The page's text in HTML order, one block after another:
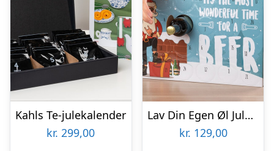
Kahls Te-julekalender
kr. 299,00
Lav Din Egen Øl Julekalender
kr. 129,00